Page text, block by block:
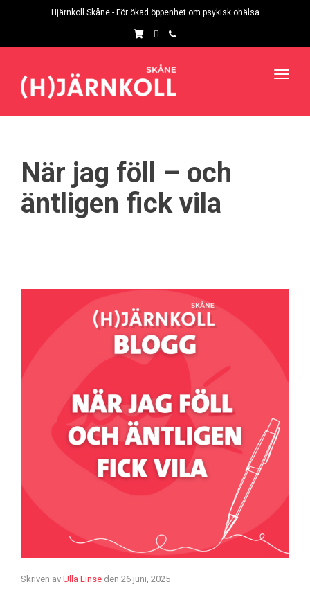
Hjärnkoll Skåne - För ökad öppenhet om psykisk ohälsa
När jag föll – och
äntligen fick vila
Skriven av Ulla Linse den 26 juni, 2025